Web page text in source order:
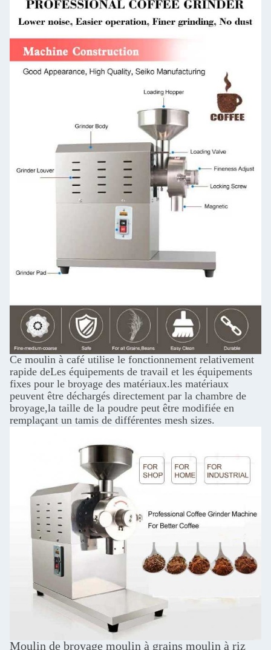
Ce moulin à café utilise le fonctionnement relativement
rapide deLes équipements de travail et les équipements
fixes pour le broyage des matériaux.les matériaux
peuvent être déchargés directement par la chambre de
broyage,la taille de la poudre peut être modifiée en
remplaçant un tamis de différentes mesh sizes.
Moulin de broyage moulin à grains moulin à riz